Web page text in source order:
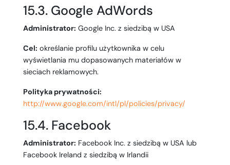
15.3. Google AdWords
Administrator: Google Inc. z siedzibą w USA
Cel: określanie profilu użytkownika w celu
wyświetlania mu dopasowanych materiałów w
sieciach reklamowych.
Polityka prywatności:
http://www.google.com/intl/pl/policies/privacy/
15.4. Facebook
Administrator: Facebook Inc. z siedzibą w USA lub
Facebook Ireland z siedzibą w Irlandii